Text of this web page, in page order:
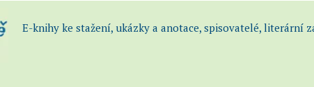
E-knihy ke stažení, ukázky a anotace, spisovatelé, literární